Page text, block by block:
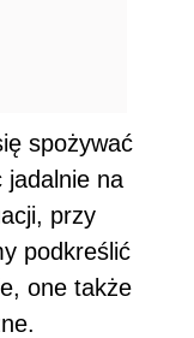
spożywać
jadalnie na
przy
podkreślić
one także